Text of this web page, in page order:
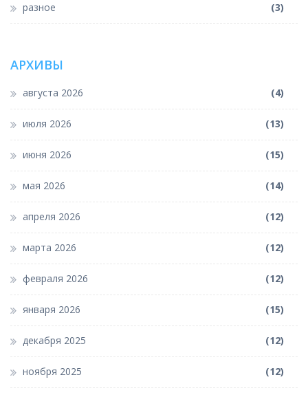
разное (3)
АРХИВЫ
августа 2026 (4)
июля 2026 (13)
июня 2026 (15)
мая 2026 (14)
апреля 2026 (12)
марта 2026 (12)
февраля 2026 (12)
января 2026 (15)
декабря 2025 (12)
ноября 2025 (12)